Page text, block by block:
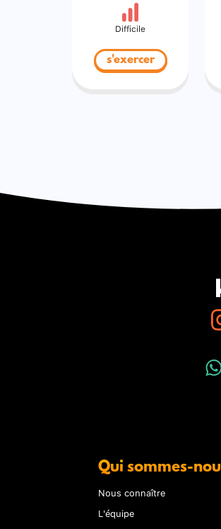
Difficile
s'exercer
Qui sommes-
Nous connaître
L'équipe